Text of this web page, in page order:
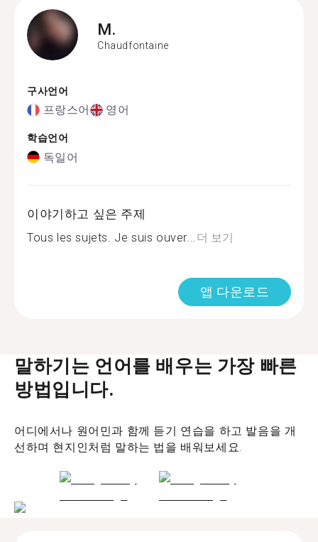
M.
Chaudfontaine
구사언어
프랑스어 영어
학습언어
독일어
이야기하고 싶은 주제
Tous les sujets. Je suis ouver... 더 보기
앱 다운로드
말하기는 언어를 배우는 가장 빠른
방법입니다.
어디에서나 원어민과 함께 듣기 연습을 하고 발음을 개
선하며 현지인처럼 말하는 법을 배워보세요.